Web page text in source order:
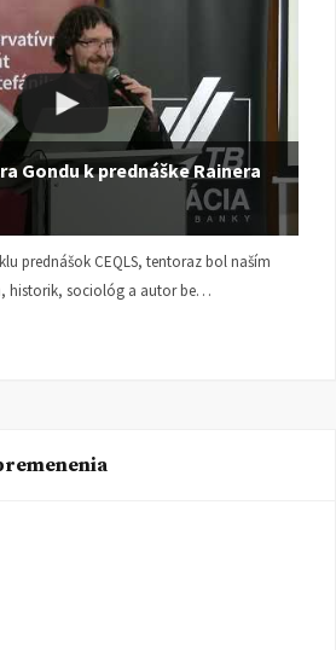
Gondu k prednáške Rainera
prednášok CEQLS, tentoraz bol naším
historik, sociológ a autor be…